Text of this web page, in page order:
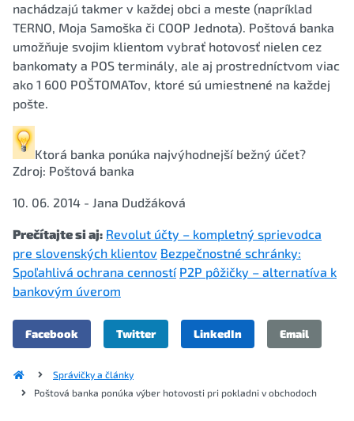
nachádzajú takmer v každej obci a meste (napríklad
TERNO, Moja Samoška či COOP Jednota). Poštová banka
umožňuje svojim klientom vybrať hotovosť nielen cez
bankomaty a POS terminály, ale aj prostredníctvom viac
ako 1 600 POŠTOMATov, ktoré sú umiestnené na každej
pošte.
Ktorá banka ponúka najvýhodnejší bežný účet?
Zdroj: Poštová banka
10. 06. 2014 - Jana Dudžáková
Prečítajte si aj: Revolut účty – kompletný sprievodca
pre slovenských klientov Bezpečnostné schránky:
Spoľahlivá ochrana cenností P2P pôžičky – alternatíva k
bankovým úverom
Facebook Twitter LinkedIn Email
Správičky a články
Poštová banka ponúka výber hotovosti pri pokladni v obchodoch